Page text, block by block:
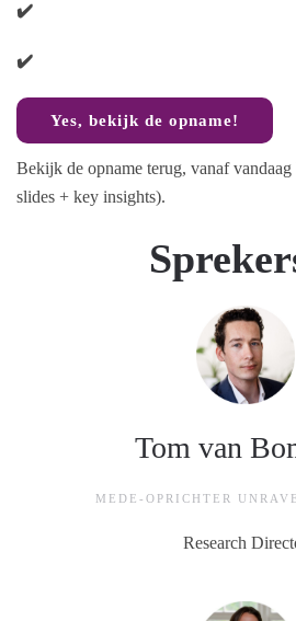
✔️
✔️
Yes, bekijk de opname!
Bekijk de opname terug, vanaf
slides + key insights).
Tom van
MEDE-OPRICHTER
Research